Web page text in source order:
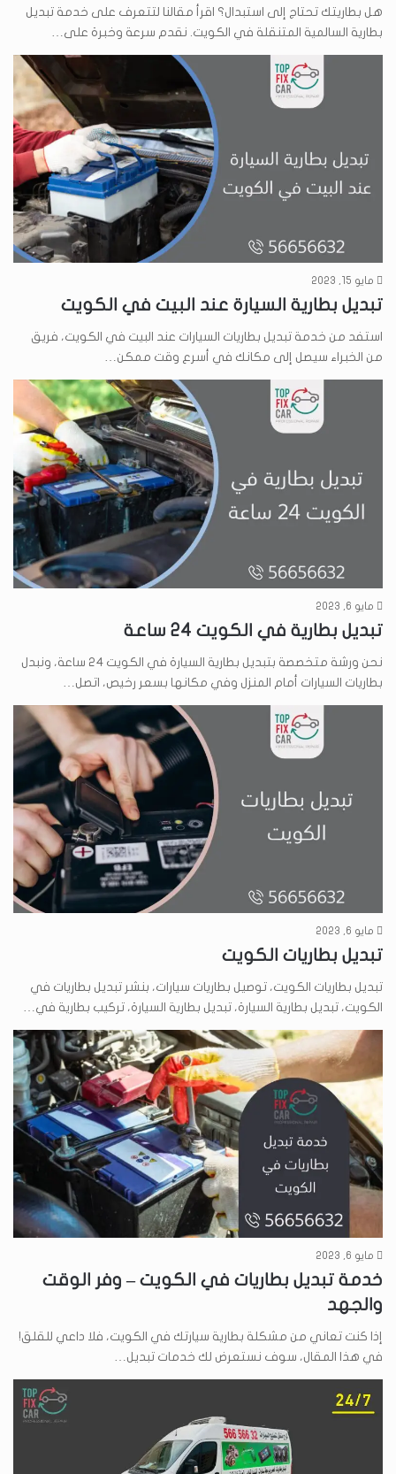
هل بطاريتك تحتاج إلى استبدال؟ اقرأ مقالنا لتتعرف على خدمة تبديل
بطارية السالمية المتنقلة في الكويت. نقدم سرعة وخبرة على…
مايو 15, 2023
تبديل بطارية السيارة عند البيت في الكويت
استفد من خدمة تبديل بطاريات السيارات عند البيت في الكويت، فريق
من الخبراء سيصل إلى مكانك في أسرع وقت ممكن…
مايو 6, 2023
تبديل بطارية في الكويت 24 ساعة
نحن ورشة متخصصة بتبديل بطارية السيارة في الكويت 24 ساعة، ونبدل
بطاريات السيارات أمام المنزل وفي مكانها بسعر رخيص، اتصل…
مايو 6, 2023
تبديل بطاريات الكويت
تبديل بطاريات الكويت، توصيل بطاريات سيارات، بنشر تبديل بطاريات في
الكويت، تبديل بطارية السيارة، تبديل بطارية السيارة، تركيب بطارية في…
مايو 6, 2023
خدمة تبديل بطاريات في الكويت – وفر الوقت
والجهد
إذا كنت تعاني من مشكلة بطارية سيارتك في الكويت، فلا داعي للقلق!
في هذا المقال، سوف نستعرض لك خدمات تبديل…